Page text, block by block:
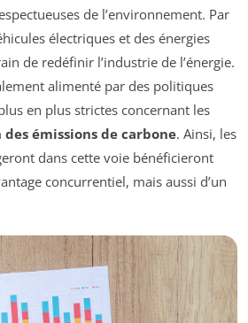
de l’environnement. Par
électriques et des énergies
de redéfinir l’industrie de l’énergie.
alimenté par des politiques
en plus strictes concernant les
émissions de carbone. Ainsi, les
dans cette voie bénéficieront
concurrentiel, mais aussi d’un